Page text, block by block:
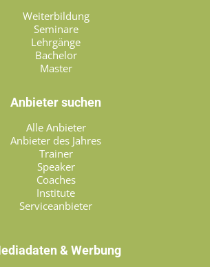
Weiterbildung
Seminare
Lehrgänge
Bachelor
Master
Anbieter suchen
Alle Anbieter
Anbieter des Jahres
Trainer
Speaker
Coaches
Institute
Serviceanbieter
& Werbung